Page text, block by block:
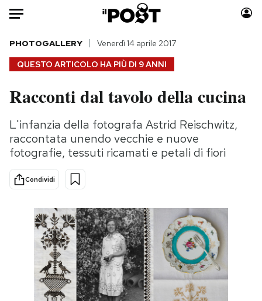
Auto
HOME
Italia
Politica
Tecnologia
Scienza
Economia
Sport
Moda
Consumismi
Storie/Idee
Altrecose
Mondiali calcio 2026
PODCAST
QUESTO ARTICOLO HA PIÙ DI 9 ANNI
PHOTOGALLERY Venerdì 14 aprile 2017
Racconti dal tavolo della cucina
L'infanzia della fotografa Astrid Reischwitz,
raccontata unendo vecchie e nuove
fotografie, tessuti ricamati e petali di fiori
Condividi